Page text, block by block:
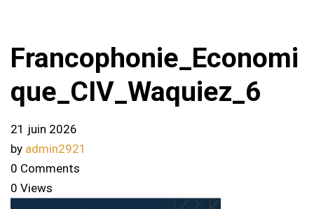
Francophonie_Economi
que_CIV_Waquiez_6
21 juin 2026
by admin2921
0 Comments
0 Views